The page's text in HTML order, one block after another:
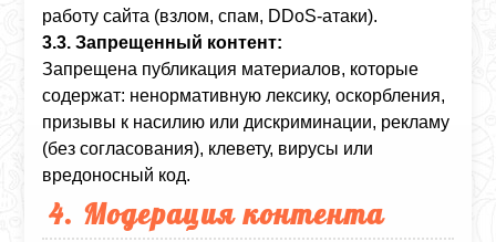
работу сайта (взлом, спам, DDoS-атаки).
3.3. Запрещенный контент:
Запрещена публикация материалов, которые
содержат: ненормативную лексику, оскорбления,
призывы к насилию или дискриминации, рекламу
(без согласования), клевету, вирусы или
вредоносный код.
4. Модерация контента